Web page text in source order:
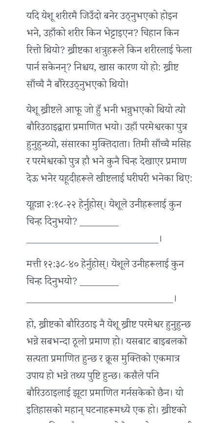
यदि येशू शरीरमै जिउँदो बनेर उठ्नुभएको होइन
भने, उहाँको शरीर किन भेट्टाइएन? चिहान किन
रित्तो थियो? ख्रीष्टका शत्रुहरूले किन शरीरलाई फेला
पार्न सकेनन्? निश्चय, खास कारण यो हो: ख्रीष्ट
साँच्चै नै बौरेरउठ्नुभएको थियो!
येशू ख्रीष्टले आफू जो हुँ भनी भन्नुभएको थियो त्यो
बौरिउठाइद्वारा प्रमाणित भयो। उहाँ परमेश्वरका पुत्र
हुनुहुन्थ्यो, संसारका मुक्तिदाता। तिमी साँच्चै मसिह
र परमेश्वरको पुत्र हौ भने कुनै चिन्ह देखाएर प्रमाण
देऊ भनेर यहूदीहरूले खीष्टलाई घरीघरी भनेका थिए:
यूहन्ना २:१८-२२ हेर्नुहोस्। येशूले उनीहरूलाई कुन
चिन्ह दिनुभयो? ________
___________________________।
मत्ती १२:३८-४० हेर्नुहोस्। येशूले उनीहरूलाई कुन
चिन्ह दिनुभयो? ________
______________________________।
हो, ख्रीष्टको बौरिउठाइ नै येशू ख्रीष्ट परमेश्वर हुनुहुन्छ
भन्ने सबभन्दा ठूलो प्रमाण हो। यसबाट बाइबलको
सत्यता प्रमाणित हुन्छ र क्रूस मुक्तिको एकमात्र
उपाय हो भन्ने तथ्य पुष्टि हुन्छ। कसैले पनि
बौरिउठाइलाई झूटा प्रमाणित गर्नसकेको छैन। यो
इतिहासको महान् घटनाहरूमध्ये एक हो। ख्रीष्टको